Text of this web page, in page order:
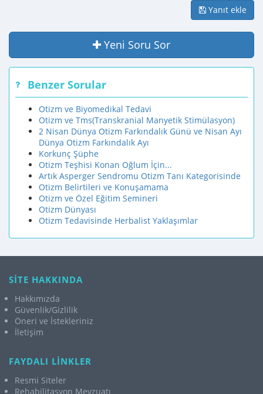
Yanıt ekle
Yeni Soru Sor
Benzer Sorular
Otizm ve Biyomedikal Tedavi
Otizm ve Tms(Transkranial Manyetik Stimülasyon)
2 Nisan Dünya Otizm Farkındalık Günü ve Nisan Ayı
Dünya Otizm Farkındalık Ayı
Korkunç Şüphe
Otizm Teşhisi Konan Oğlum İçin...
Artık Asperger Sendromu Otizm Tanı Kategorisinde
Otizm Belirtileri ve Konuşamama
Otizm ve Özel Eğitim Semineri
Otizm Dünyası
Otizm Tedavisinde Herbalist Yaklaşımlar
SİTE HAKKINDA
Hakkımızda
Güvenlik/Gizlilik
Öneri ve İstekleriniz
İletişim
FAYDALI LİNKLER
Resmi Siteler
Rehabilitasyon Mevzuatı